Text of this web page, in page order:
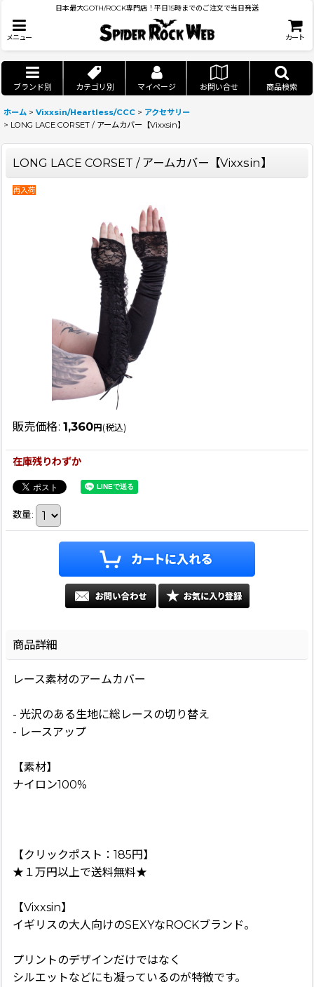
日本最大GOTH/ROCK専門店！平日15時までのご注文で当日発送
メニュー カート
ブランド別 カテゴリ別 マイページ お問い合せ 商品検索
ホーム > Vixxsin/Heartless/CCC > アクセサリー
> LONG LACE CORSET / アームカバー【Vixxsin】
LONG LACE CORSET / アームカバー【Vixxsin】
販売価格: 1,360円 (税込)
在庫残りわずか
数量:
商品詳細
レース素材のアームカバー
- 光沢のある生地に総レースの切り替え
- レースアップ
【素材】
ナイロン100%
【クリックポスト：185円】
★１万円以上で送料無料★
【Vixxsin】
イギリスの大人向けのSEXYなROCKブランド。
プリントのデザインだけではなく
シルエットなどにも凝っているのが特徴です。